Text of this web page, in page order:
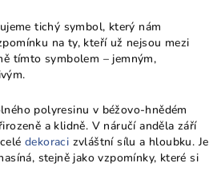
tichý symbol, který nám
na ty, kteří už nejsou mezi
tímto symbolem – jemným,
polyresinu v béžovo-hnědém
a klidně. V náručí anděla září
dekoraci zvláštní sílu a hloubku. Je
stejně jako vzpomínky, které si